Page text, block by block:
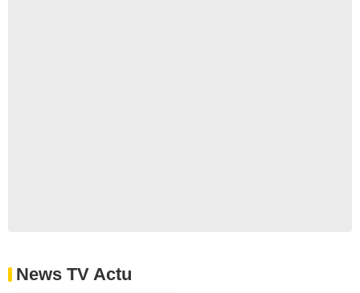
News TV Actu